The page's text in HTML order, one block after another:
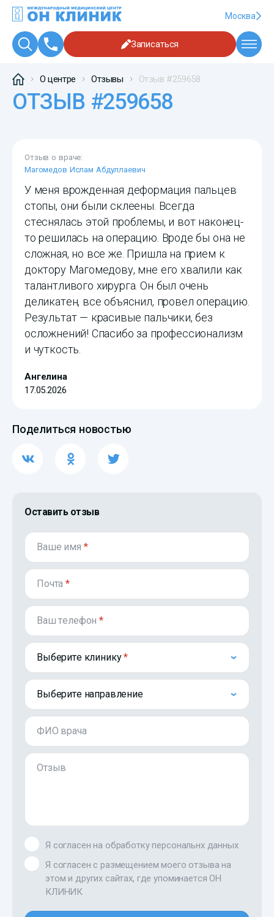
Москва
Записаться
О центре Отзывы Отзыв #259658
ОТЗЫВ #259658
Отзыв о враче:
Магомедов Ислам Абдуллаевич
У меня врожденная деформация пальцев
стопы, они были склеены. Всегда
стеснялась этой проблемы, и вот наконец-
то решилась на операцию. Вроде бы она не
сложная, но все же. Пришла на прием к
доктору Магомедову, мне его хвалили как
талантливого хирурга. Он был очень
деликатен, все объяснил, провел операцию.
Результат — красивые пальчики, без
осложнений! Спасибо за профессионализм
и чуткость.
Ангелина
17.05.2026
Поделиться новостью
Оставить отзыв
Ваше имя *
Почта*
Ваш телефон*
Выберите клинику
Выберите направление
ФИО врача
Отзыв
Я согласен на обработку персональнх данных
Я согласен с размещением моего отзыва на
этом и других сайтах, где упоминается ОН
КЛИНИК